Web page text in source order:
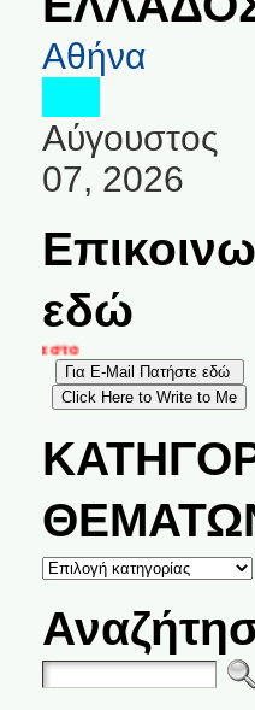
Αθήνα
Αύγουστος
07, 2026
εδώ
στο
ΚΑΤΗΓΟΡΙΕΣ
ΘΕΜΑΤΩΝ